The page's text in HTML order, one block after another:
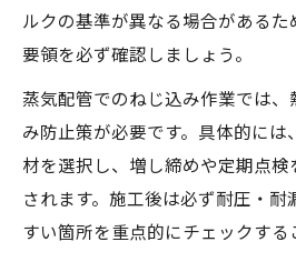
ルクの基準が異なる場合がある
要領を必ず確認しましょう。
蒸気配管でのねじ込み作業では
み防止策が必要です。具体的には
材を選択し、増し締めや定期点
されます。施工後は必ず耐圧・耐
すい箇所を重点的にチェックする